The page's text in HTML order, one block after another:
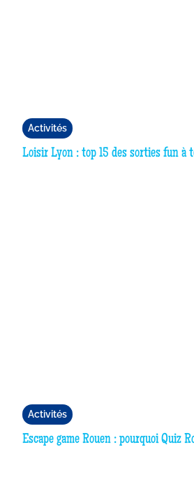
Activités
Loisir Lyon : top 15 des sorties fun à
Activités
Escape game Rouen : pourquoi Quiz